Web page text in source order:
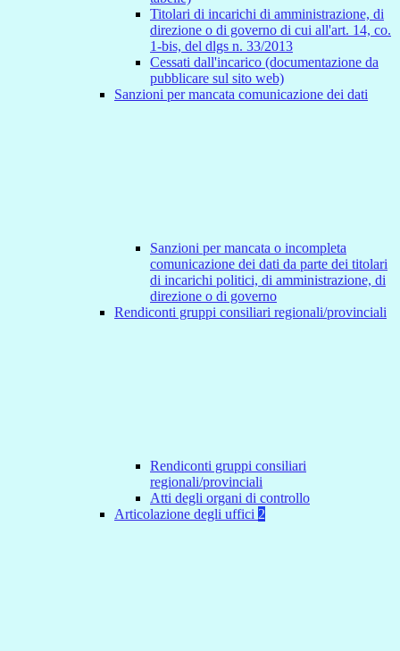
Titolari di incarichi di amministrazione, di
direzione o di governo di cui all'art. 14, co.
1-bis, del dlgs n. 33/2013
Cessati dall'incarico (documentazione da
pubblicare sul sito web)
Sanzioni per mancata comunicazione dei dati
Sanzioni per mancata o incompleta
comunicazione dei dati da parte dei titolari
di incarichi politici, di amministrazione, di
direzione o di governo
Rendiconti gruppi consiliari regionali/provinciali
Rendiconti gruppi consiliari
regionali/provinciali
Atti degli organi di controllo
Articolazione degli uffici 2